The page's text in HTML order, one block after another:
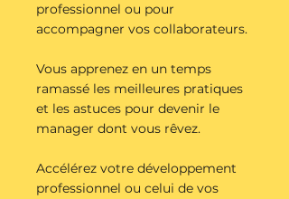
professionnel ou pour
accompagner vos collaborateurs.
Vous apprenez en un temps
ramassé les meilleures pratiques
et les astuces pour devenir le
manager dont vous rêvez.
Accélérez votre développement
professionnel ou celui de vos